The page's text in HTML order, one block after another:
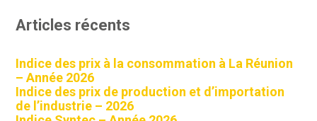
Articles récents
Indice des prix à la consommation à La Réunion
– Année 2026
Indice des prix de production et d’importation
de l’industrie – 2026